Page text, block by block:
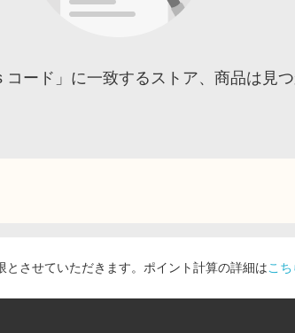
ード」に一致するストア、商品は見つ
させていただきます。ポイント計算の詳細はこち